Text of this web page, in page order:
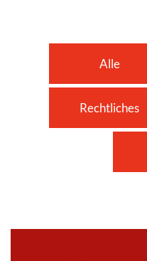
Alle
Rechtliches